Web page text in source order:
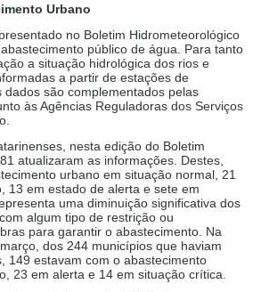
Urbano
no Boletim Hidrometeorológico
público de água. Para tanto
a situação hidrológica dos rios e
a partir de estações de
dados são complementados pelas
às Agências Reguladoras dos Serviços
nesta edição do Boletim
atualizaram as informações. Destes,
urbano em situação normal, 21
13 em estado de alerta e sete em
uma diminuição significativa dos
algum tipo de restrição ou
para garantir o abastecimento. Na
dos 244 municípios que haviam
149 estavam com o abastecimento
23 em alerta e 14 em situação crítica.